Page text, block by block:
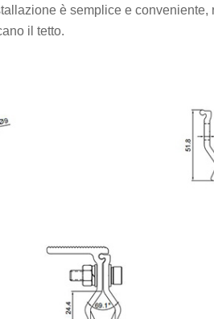
è semplice e conveniente,
il tetto.